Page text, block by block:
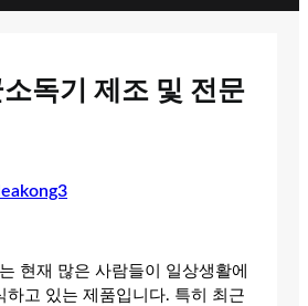
독기 제조 및 전문
현재 많은 사람들이 일상생활에
하고 있는 제품입니다. 특히 최근